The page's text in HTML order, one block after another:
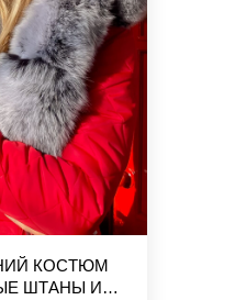
КОСТЮМ
ШТАНЫ И